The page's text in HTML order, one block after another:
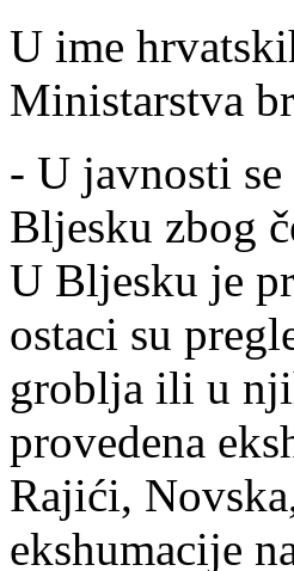
U ime
Ministarstva
- U javnosti
Bljesku zbog
U Bljesku je
ostaci su
groblja ili u
provedena
Rajići,
ekshumacije